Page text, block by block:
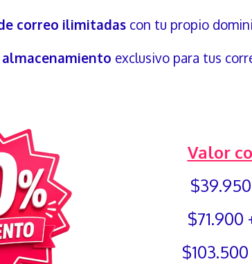
correo ilimitadascon tu propio
almacenamiento exclusivo para tus
Valor
$71.900